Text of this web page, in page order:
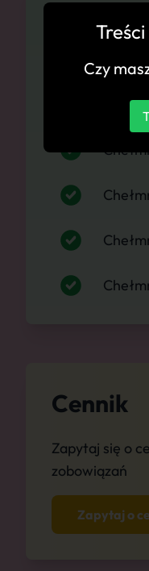
Cennik
Zapytaj się o
zobowiązań
Zapytaj o
Czy